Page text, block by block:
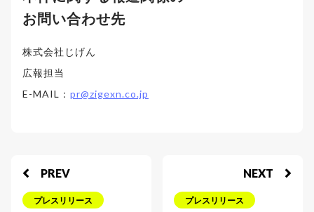
お問い合わせ先
株式会社じげん
広報担当
E-MAIL： pr@zigexn.co.jp
PREV
プレスリリース
NEXT
プレスリリース